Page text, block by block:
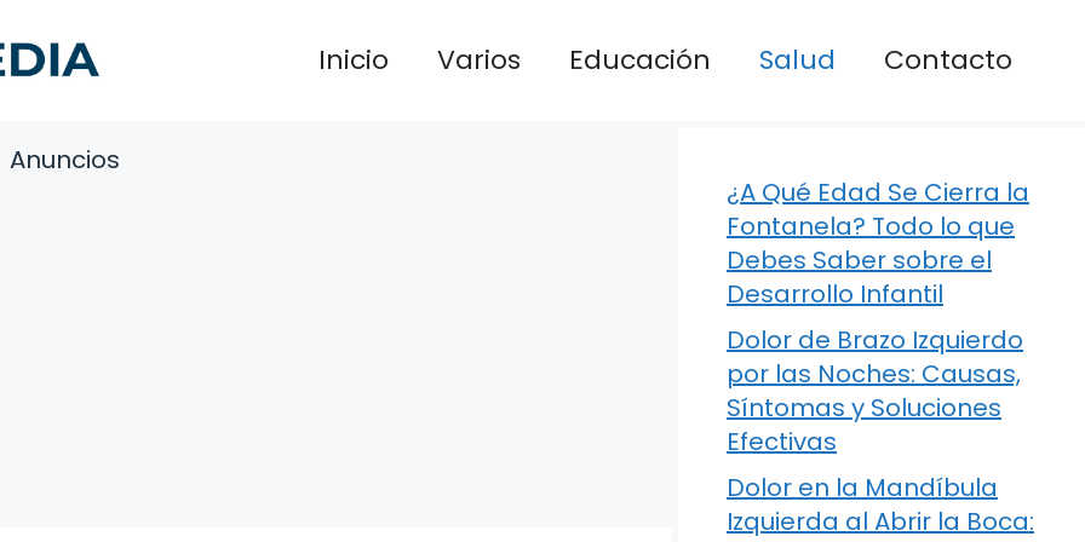
Inicio Varios Educación Salud Contacto
Anuncios
¿A Qué Edad Se Cierra la
Fontanela? Todo lo que
Debes Saber sobre el
Desarrollo Infantil
Dolor de Brazo Izquierdo
por las Noches: Causas,
Síntomas y Soluciones
Efectivas
Dolor en la Mandíbula
Izquierda al Abrir la Boca: